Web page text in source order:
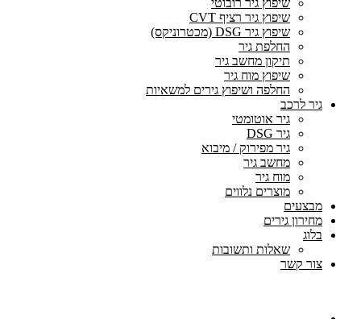
שיפוץ גיר רובוטי
שיפוץ גיר רציף CVT
שיפוץ גיר DSG (מכטרוניקס)
החלפת גיר
תיקון מחשב גיר
שיפוץ מוח גיר
החלפה ושיפוץ גירים למשאיות
גיר לרכב
גיר אוטומטי
גיר DSG
גיר מפירוק / מיבוא
מחשב גיר
מוח גיר
מוצרים נלווים
מבצעים
מחירון גירים
בלוג
שאלות ותשובות
צור קשר